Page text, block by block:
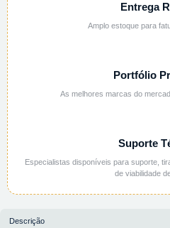
Entrega
Amplo estoque para
Portfólio
As melhores marcas do
Suporte
Especialistas disponíveis para suporte,
de viabilidade
Descrição